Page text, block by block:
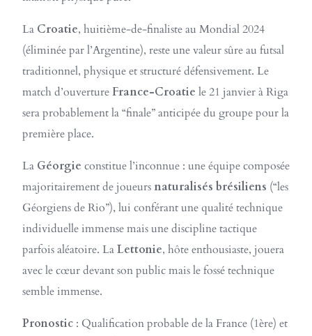
La Croatie, huitième-de-finaliste au Mondial 2024
(éliminée par l’Argentine), reste une valeur sûre au futsal
traditionnel, physique et structuré défensivement. Le
match d’ouverture France-Croatie le 21 janvier à Riga
sera probablement la “finale” anticipée du groupe pour la
première place.
La Géorgie constitue l’inconnue : une équipe composée
majoritairement de joueurs naturalisés brésiliens (“les
Géorgiens de Rio”), lui conférant une qualité technique
individuelle immense mais une discipline tactique
parfois aléatoire. LaLettonie, hôte enthousiaste, jouera
avec le cœur devant son public mais le fossé technique
semble immense.
Pronostic : Qualification probable de la France (1ère) et